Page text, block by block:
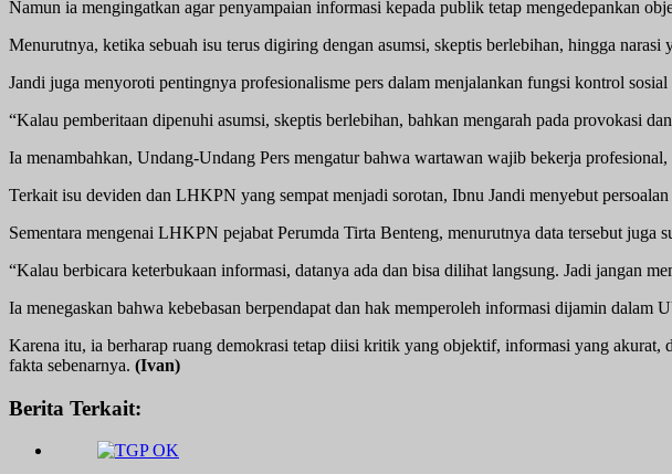
Namun ia mengingatkan agar penyampaian informasi kepada publik tetap mengedepankan
Menurutnya, ketika sebuah isu terus digiring dengan asumsi, skeptis berlebihan, hingga
Jandi juga menyoroti pentingnya profesionalisme pers dalam menjalankan fungsi kontrol
“Kalau pemberitaan dipenuhi asumsi, skeptis berlebihan, bahkan mengarah pada provokasi
Ia menambahkan, Undang-Undang Pers mengatur bahwa wartawan wajib bekerja
Terkait isu deviden dan LHKPN yang sempat menjadi sorotan, Ibnu Jandi menyebut
Sementara mengenai LHKPN pejabat Perumda Tirta Benteng, menurutnya data tersebut juga
“Kalau berbicara keterbukaan informasi, datanya ada dan bisa dilihat langsung. Jadi jangan
Ia menegaskan bahwa kebebasan berpendapat dan hak memperoleh informasi dijamin
Karena itu, ia berharap ruang demokrasi tetap diisi kritik yang objektif, informasi yang akurat,
fakta sebenarnya. (Ivan)
Berita Terkait: